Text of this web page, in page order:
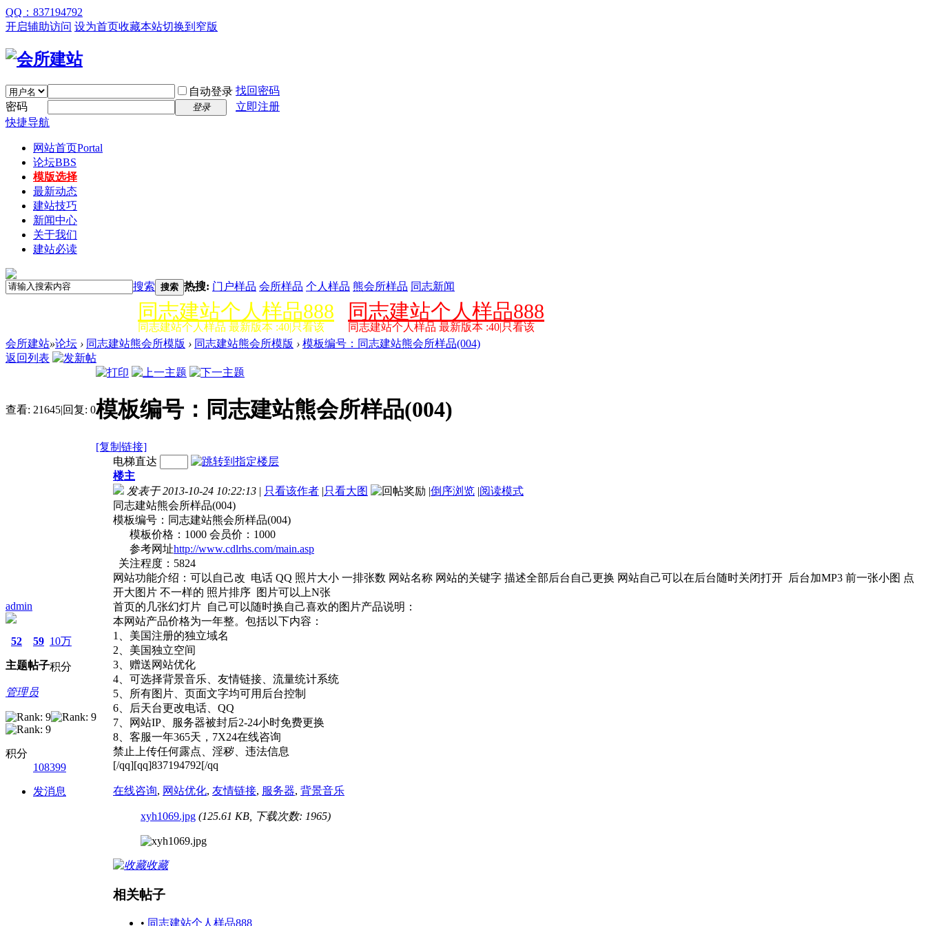
QQ：837194792
开启辅助访问 设为首页收藏本站切换到窄版
自动登录 找回密码
密码
登录
立即注册
快捷导航
网站首页Portal
论坛BBS
模版选择
最新动态
建站技巧
新闻中心
关于我们
建站必读
搜索 搜索 热搜: 门户样品 会所样品 个人样品 熊会所样品 同志新闻
同志建站个人样品888
同志建站个人样品 最新版本 :40|只看该
同志建站个人样品888
同志建站个人样品 最新版本 :40|只看该
会所建站»论坛 › 同志建站熊会所模版 › 同志建站熊会所模版 › 模板编号：同志建站熊会所样品(004)
返回列表
查看: 21645|回复: 0模板编号：同志建站熊会所样品(004)
[复制链接]
admin
52
主题
59
帖子
10万
积分
管理员
积分
108399
发消息
电梯直达
楼主
发表于 2013-10-24 10:22:13 | 只看该作者 |只看大图 |倒序浏览 |阅读模式
同志建站熊会所样品(004)
模板编号：同志建站熊会所样品(004)
模板价格：1000 会员价：1000
参考网址http://www.cdlrhs.com/main.asp
关注程度：5824
网站功能介绍：可以自己改 电话 QQ 照片大小 一排张数 网站名称 网站的关键字 描述全部后台自己更换 网站自己可以在后台随时关闭打开 后台加MP3 前一张小图 点
开大图片 不一样的 照片排序 图片可以上N张
首页的几张幻灯片 自己可以随时换自己喜欢的图片产品说明：
本网站产品价格为一年整。包括以下内容：
1、美国注册的独立域名
2、美国独立空间
3、赠送网站优化
4、可选择背景音乐、友情链接、流量统计系统
5、所有图片、页面文字均可用后台控制
6、后天台更改电话、QQ
7、网站IP、服务器被封后2-24小时免费更换
8、客服一年365天，7X24在线咨询
禁止上传任何露点、淫秽、违法信息
[/qq][qq]837194792[/qq
在线咨询, 网站优化, 友情链接, 服务器, 背景音乐
xyh1069.jpg (125.61 KB, 下载次数: 1965)
收藏
相关帖子
• 同志建站个人样品888